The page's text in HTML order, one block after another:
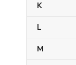
K
L
M